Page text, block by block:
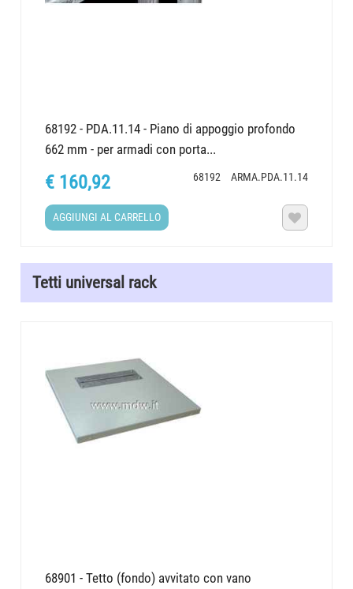
68192 - PDA.11.14 - Piano di appoggio profondo
662 mm - per armadi con porta...
68192 ARMA.PDA.11.14
€ 160,92
AGGIUNGI AL CARRELLO 
Tetti universal rack
68901 - Tetto (fondo) avvitato con vano